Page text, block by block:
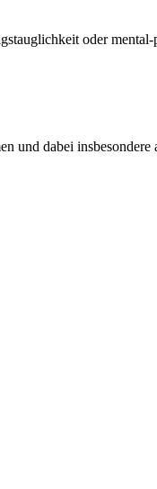
oder
und dabei